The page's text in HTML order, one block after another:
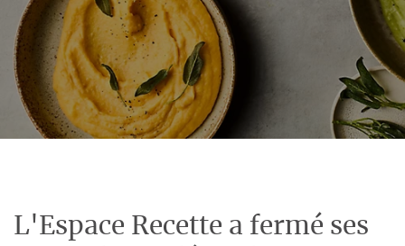
L'Espace Recette a fermé ses